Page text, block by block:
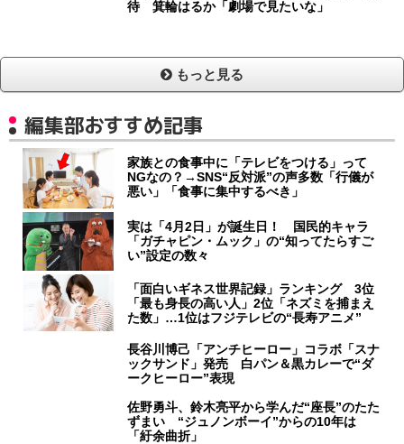
待 箕輪はるか「劇場で見たいな」
もっと見る
編集部おすすめ記事
家族との食事中に「テレビをつける」って
NGなの？→SNS“反対派”の声多数「行儀が
悪い」「食事に集中するべき」
実は「4月2日」が誕生日！ 国民的キャラ
「ガチャピン・ムック」の“知ってたらすご
い”設定の数々
「面白いギネス世界記録」ランキング 3位
「最も身長の高い人」2位「ネズミを捕まえ
た数」…1位はフジテレビの“長寿アニメ”
長谷川博己「アンチヒーロー」コラボ「スナ
ックサンド」発売 白パン＆黒カレーで“ダ
ークヒーロー”表現
佐野勇斗、鈴木亮平から学んだ“座長”のたた
ずまい “ジュノンボーイ”からの10年は
「紆余曲折」